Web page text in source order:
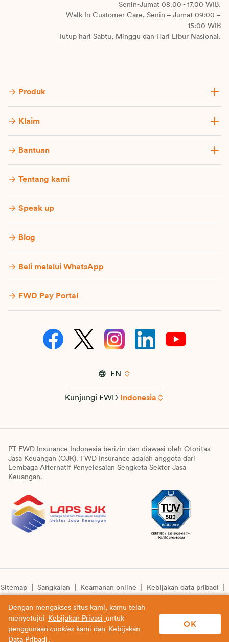
Senin-Jumat 08.00 - 17.00 WIB.
Walk In Customer Care, Senin – Jumat 09:00 –
15:00 WIB
Tutup hari Sabtu, Minggu dan Hari Libur Nasional.
Produk
Klaim
Bantuan
Tentang kami
Speak up
Blog
Beli melalui WhatsApp
FWD Pay Portal
EN
Kunjungi FWD Indonesia
PT FWD Insurance Indonesia berizin dan diawasi oleh Otoritas
Jasa Keuangan (OJK). FWD Insurance adalah anggota dari
Lembaga Alternatif Penyelesaian Sengketa Sektor Jasa
Keuangan.
Sitemap Sangkalan Keamanan online
Kebijakan data pribadi
© Copyright 2026 PT FWD Insurance Indonesia. All rights
reserved.
Dengan mengakses situs kami, kamu telah
menyetujui
Kebijakan Privasi untuk
penggunaan cookies kami dan
Kebijakan
Data Pribadi .
OK